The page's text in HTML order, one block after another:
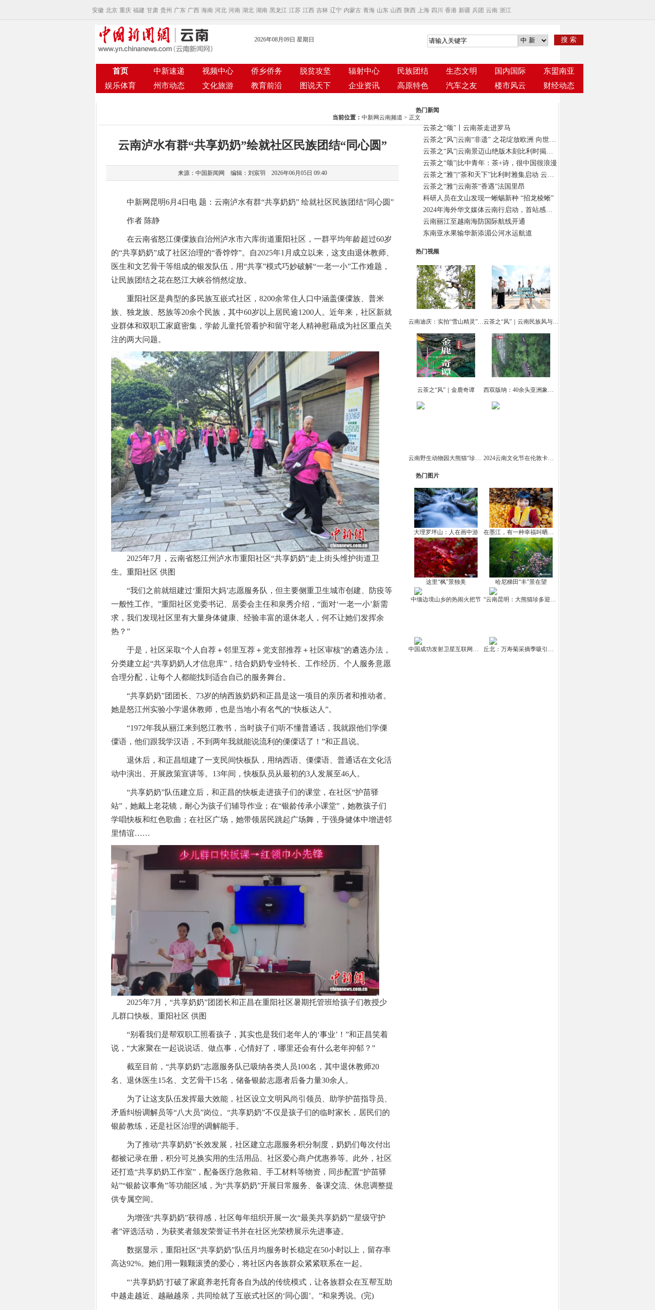
安徽 北京 重庆 福建 甘肃 贵州 广东 广西 海南 河北 河南 湖北 湖南 黑龙江 江苏 江西 吉林 辽宁 内蒙古 青海 山东 山西 陕西 上海 四川 香港 新疆 兵团 云南 浙江
2026年08月09日 星期日 搜 索
首页 中新速递 视频中心 侨乡侨务 脱贫攻坚 辐射中心 民族团结 生态文明 国内国际
东盟南亚
娱乐体育
州市动态 文化旅游 教育前沿 图说天下 企业资讯 高原特色 汽车之友 楼市风云 财经动态
当前位置： 中新网云南频道 > 正文
云南泸水有群“共享奶奶”绘就社区民族团结“同心圆”
来源：中国新闻网 编辑：刘宸羽 2026年06月05日 09:40
中新网昆明6月4日电 题：云南泸水有群“共享奶奶” 绘就社区民族团结“同心圆”
作者 陈静
在云南省怒江傈僳族自治州泸水市六库街道重阳社区，一群平均年龄超过60岁
的“共享奶奶”成了社区治理的“香饽饽”。自2025年1月成立以来，这支由退休教师、
医生和文艺骨干等组成的银发队伍，用“共享”模式巧妙破解“一老一小”工作难题，
让民族团结之花在怒江大峡谷悄然绽放。
重阳社区是典型的多民族互嵌式社区，8200余常住人口中涵盖傈僳族、普米
族、独龙族、怒族等20余个民族，其中60岁以上居民逾1200人。近年来，社区新就
业群体和双职工家庭密集，学龄儿童托管看护和留守老人精神慰藉成为社区重点关
注的两大问题。
2025年7月，云南省怒江州泸水市重阳社区“共享奶奶”走上街头维护街道卫
生。重阳社区 供图
“我们之前就组建过‘重阳大妈’志愿服务队，但主要侧重卫生城市创建、防疫等
一般性工作。”重阳社区党委书记、居委会主任和泉秀介绍，“面对‘一老一小’新需
求，我们发现社区里有大量身体健康、经验丰富的退休老人，何不让她们发挥余
热？”
于是，社区采取“个人自荐＋邻里互荐＋党支部推荐＋社区审核”的遴选办法，
分类建立起“共享奶奶人才信息库”，结合奶奶专业特长、工作经历、个人服务意愿
合理分配，让每个人都能找到适合自己的服务舞台。
“共享奶奶”团团长、73岁的纳西族奶奶和正昌是这一项目的亲历者和推动者。
她是怒江州实验小学退休教师，也是当地小有名气的“快板达人”。
“1972年我从丽江来到怒江教书，当时孩子们听不懂普通话，我就跟他们学傈
僳语，他们跟我学汉语，不到两年我就能说流利的傈僳话了！”和正昌说。
退休后，和正昌组建了一支民间快板队，用纳西语、傈僳语、普通话在文化活
动中演出、开展政策宣讲等。13年间，快板队员从最初的3人发展至46人。
“共享奶奶”队伍建立后，和正昌的快板走进孩子们的课堂，在社区“护苗驿
站”，她戴上老花镜，耐心为孩子们辅导作业；在“银龄传承小课堂”，她教孩子们
学唱快板和红色歌曲；在社区广场，她带领居民跳起广场舞，于强身健体中增进邻
里情谊……
2025年7月，“共享奶奶”团团长和正昌在重阳社区暑期托管班给孩子们教授少
儿群口快板。重阳社区 供图
“别看我们是帮双职工照看孩子，其实也是我们老年人的‘事业’！”和正昌笑着
说，“大家聚在一起说说话、做点事，心情好了，哪里还会有什么老年抑郁？”
截至目前，“共享奶奶”志愿服务队已吸纳各类人员100名，其中退休教师20
名、退休医生15名、文艺骨干15名，储备银龄志愿者后备力量30余人。
为了让这支队伍发挥最大效能，社区设立文明风尚引领员、助学护苗指导员、
矛盾纠纷调解员等“八大员”岗位。“共享奶奶”不仅是孩子们的临时家长，居民们的
银龄教练，还是社区治理的调解能手。
为了推动“共享奶奶”长效发展，社区建立志愿服务积分制度，奶奶们每次付出
都被记录在册，积分可兑换实用的生活用品、社区爱心商户优惠券等。此外，社区
还打造“共享奶奶工作室”，配备医疗急救箱、手工材料等物资，同步配置“护苗驿
站”“银龄议事角”等功能区域，为“共享奶奶”开展日常服务、备课交流、休息调整提
供专属空间。
为增强“共享奶奶”获得感，社区每年组织开展一次“最美共享奶奶”“星级守护
者”评选活动，为获奖者颁发荣誉证书并在社区光荣榜展示先进事迹。
数据显示，重阳社区“共享奶奶”队伍月均服务时长稳定在50小时以上，留存率
高达92%。她们用一颗颗滚烫的爱心，将社区内各族群众紧紧联系在一起。
“‘共享奶奶’打破了家庭养老托育各自为战的传统模式，让各族群众在互帮互助
中越走越近、越融越亲，共同绘就了互嵌式社区的‘同心圆’。”和泉秀说。(完)
热门新闻
云茶之“颂”丨云南茶走进罗马
云茶之“风”|云南“非遗” 之花绽放欧洲 向世界发出“景迈之约”
云茶之“风”|云南景迈山绝版木刻比利时揭幕 以“有形”版画绘“无象”茶意
云茶之“颂”|比中青年：茶+诗，很中国很浪漫
云茶之“雅”|“茶和天下”比利时雅集启动 云南茶在“欧洲心脏”演绎风雅颂
云茶之“雅”|云南茶“香遇”法国里昂
科研人员在文山发现一蜥蜴新种 “招龙棱蜥”
2024年海外华文媒体云南行启动，首站感受春城独特气质
云南丽江至越南海防国际航线开通
东南亚水果输华新添湄公河水运航道
热门视频
云南迪庆：实拍“雪山精灵” 滇金丝猴觅食 云茶之“风”｜云南民族风与法式风情共舞
云茶之“风”｜金鹿奇谭 西双版纳：40余头亚洲象集体“出游戏水”
云南野生动物园大熊猫“珍多”迎来十岁生日 2024云南文化节在伦敦卡姆登市场举办
热门图片
大理罗坪山：人在画中游 在墨江，有一种幸福叫晒秋！
这里“枫”景独美 哈尼梯田“丰”景在望
中缅边境山乡的热闹火把节 “云南昆明：大熊猫珍多迎来10岁生日
中国成功发射卫星互联网高轨卫星 丘北：万寿菊采摘季吸引游客打卡